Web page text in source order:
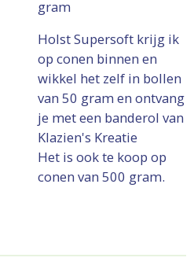
gram
Holst Supersoft krijg ik
op conen binnen en
wikkel het zelf in bollen
van 50 gram en ontvang
je met een banderol van
Klazien's Kreatie
Het is ook te koop op
conen van 500 gram.